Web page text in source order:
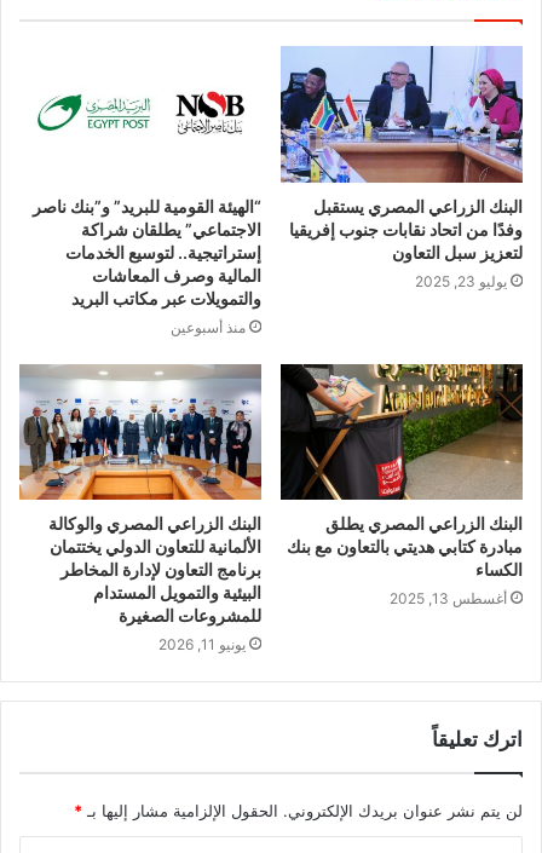
البنك الزراعي المصري يستقبل
وفدًا من اتحاد نقابات جنوب إفريقيا
لتعزيز سبل التعاون
يوليو 23, 2025
“الهيئة القومية للبريد” و”بنك ناصر
الاجتماعي” يطلقان شراكة
إستراتيجية.. لتوسيع الخدمات
المالية وصرف المعاشات
والتمويلات عبر مكاتب البريد
منذ أسبوعين
البنك الزراعي المصري يطلق
مبادرة كتابي هديتي بالتعاون مع بنك
الكساء
أغسطس 13, 2025
البنك الزراعي المصري والوكالة
الألمانية للتعاون الدولي يختتمان
برنامج التعاون لإدارة المخاطر
البيئية والتمويل المستدام
للمشروعات الصغيرة
يونيو 11, 2026
اترك تعليقاً
لن يتم نشر عنوان بريدك الإلكتروني. الحقول الإلزامية مشار إليها بـ*